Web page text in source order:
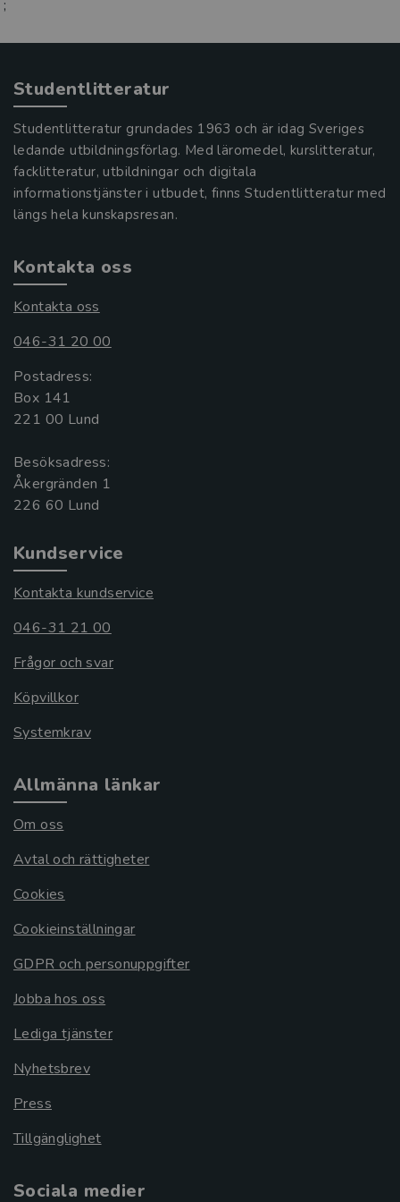
;
Studentlitteratur
Studentlitteratur grundades 1963 och är idag Sveriges
ledande utbildningsförlag. Med läromedel, kurslitteratur,
facklitteratur, utbildningar och digitala
informationstjänster i utbudet, finns Studentlitteratur med
längs hela kunskapsresan.
Kontakta oss
Kontakta oss
046-31 20 00
Postadress:
Box 141
221 00 Lund
Besöksadress:
Åkergränden 1
Kundservice
Kontakta kundservice
046-31 21 00
Frågor och svar
Köpvillkor
Systemkrav
Allmänna länkar
Om oss
Avtal och rättigheter
Cookies
Cookieinställningar
GDPR och personuppgifter
Jobba hos oss
Lediga tjänster
Nyhetsbrev
Press
Tillgänglighet
Sociala medier